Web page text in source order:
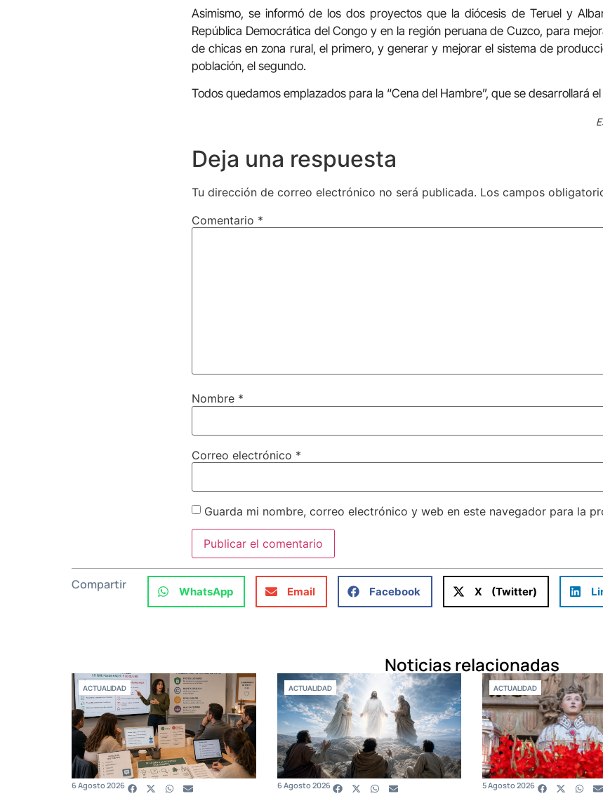
Asimismo, se informó de los dos proyectos que la diócesis de Teruel y
República Democrática del Congo y en la región peruana de Cuzco, para
de chicas en zona rural, el primero, y generar y mejorar el sistema de
población, el segundo.
Todos quedamos emplazados para la “Cena del Hambre”, que se desarrollará
Deja una respuesta
Tu dirección de correo electrónico no será publicada. Los campos
Comentario *
Nombre *
Correo electrónico *
Guarda mi nombre, correo electrónico y web en este navegador para la
Compartir WhatsApp Email Facebook X (Twitter)
Noticias relacionadas
ACTUALIDAD
6 Agosto 2026
ACTUALIDAD
6 Agosto 2026
ACTUALIDAD
5 Agosto 2026